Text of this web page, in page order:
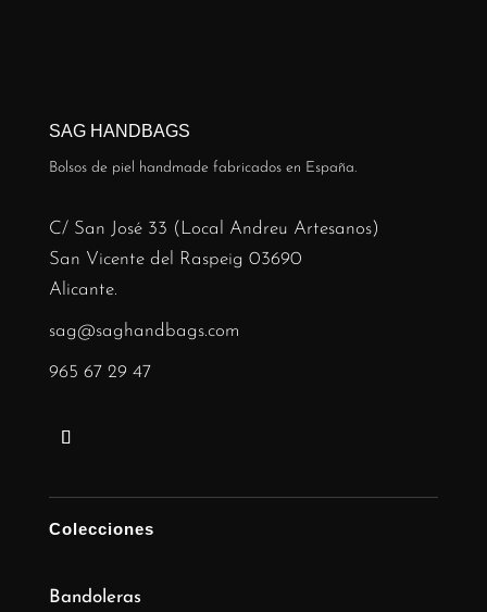
SAG HANDBAGS
Bolsos de piel handmade fabricados en España.
C/ San José 33 (Local Andreu Artesanos)
San Vicente del Raspeig 03690
Alicante.
sag@saghandbags.com
965 67 29 47
Colecciones
Bandoleras